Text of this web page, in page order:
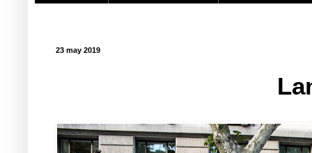
23 may 2019